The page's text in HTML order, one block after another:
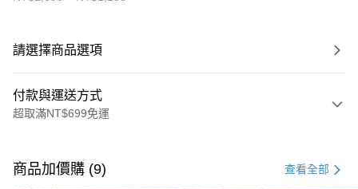
請選擇商品選項
付款與運送方式
超取滿NT$699免運
信用卡一次付款
商品加價購 (9) 查看全部